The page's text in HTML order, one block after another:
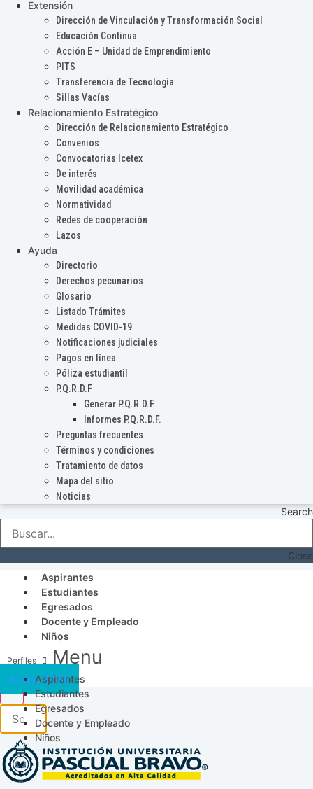
Extensión
Dirección de Vinculación y Transformación Social
Educación Continua
Acción E – Unidad de Emprendimiento
PITS
Transferencia de Tecnología
Sillas Vacías
Relacionamiento Estratégico
Dirección de Relacionamiento Estratégico
Convenios
Convocatorias Icetex
De interés
Movilidad académica
Normatividad
Redes de cooperación
Lazos
Ayuda
Directorio
Derechos pecunarios
Glosario
Listado Trámites
Medidas COVID-19
Notificaciones judiciales
Pagos en línea
Póliza estudiantil
P.Q.R.D.F
Generar P.Q.R.D.F.
Informes P.Q.R.D.F.
Preguntas frecuentes
Términos y condiciones
Tratamiento de datos
Mapa del sitio
Noticias
Search
Close
Aspirantes
Estudiantes
Egresados
Docente y Empleado
Niños
Menu
Aspirantes
Estudiantes
Egresados
Docente y Empleado
Niños
Acceso SICAU